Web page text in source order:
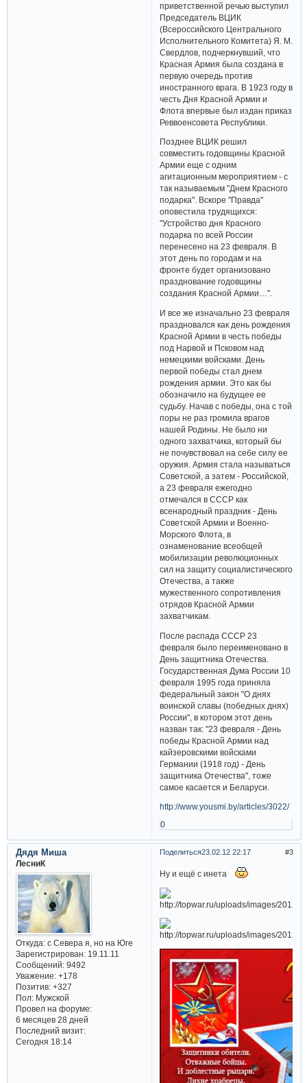
приветственной речью выступил
Председатель ВЦИК
(Всероссийского Центрального
Исполнительного Комитета) Я. М.
Свердлов, подчеркнувший, что
Красная Армия была создана в
первую очередь против
иностранного врага. В 1923 году в
честь Дня Красной Армии и
Флота впервые был издан приказ
Реввоенсовета Республики.
Позднее ВЦИК решил
совместить годовщины Красной
Армии еще с одним
агитационным мероприятием - с
так называемым "Днем Красного
подарка". Вскоре "Правда"
оповестила трудящихся:
"Устройство дня Красного
подарка по всей России
перенесено на 23 февраля. В
этот день по городам и на
фронте будет организовано
празднование годовщины
создания Красной Армии…".
И все же изначально 23 февраля
праздновался как день рождения
Красной Армии в честь победы
под Нарвой и Псковом над
немецкими войсками. День
первой победы стал днем
рождения армии. Это как бы
обозначило на будущее ее
судьбу. Начав с победы, она с той
поры не раз громила врагов
нашей Родины. Не было ни
одного захватчика, который бы
не почувствовал на себе силу ее
оружия. Армия стала называться
Советской, а затем - Российской,
а 23 февраля ежегодно
отмечался в СССР как
всенародный праздник - День
Советской Армии и Военно-
Морского Флота, в
ознаменование всеобщей
мобилизации революционных
сил на защиту социалистического
Отечества, а также
мужественного сопротивления
отрядов Красной Армии
захватчикам.
После распада СССР 23
февраля было переименовано в
День защитника Отечества.
Государственная Дума России 10
февраля 1995 года приняла
федеральный закон "О днях
воинской славы (победных днях)
России", в котором этот день
назван так: "23 февраля - День
победы Красной Армии над
кайзеровскими войсками
Германии (1918 год) - День
защитника Отечества", тоже
самое касается и Беларуси.
http://www.yousmi.by/articles/3022/
0
Поделиться 3
23.02.12 22:17
Дядя Миша
ЛесниК
Откуда:с Севера я, но на Юге
Зарегистрирован: 19.11.11
Сообщений:9492
Уважение: +178
Позитив: +327
Пол:Мужской
Провел на форуме:
6 месяцев 28 дней
Последний визит:
Сегодня 18:14
Ну и ещё с инета